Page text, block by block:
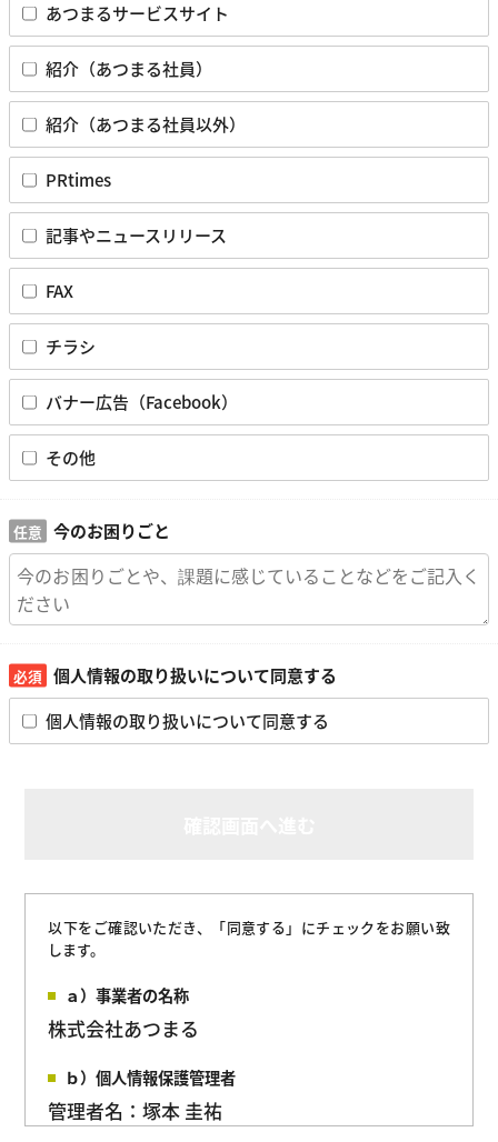
あつまるサービスサイト
紹介（あつまる社員）
紹介（あつまる社員以外）
PRtimes
記事やニュースリリース
FAX
チラシ
バナー広告（Facebook）
その他
今のお困りごと
個人情報の取り扱いについて同意する
個人情報の取り扱いについて同意する
以下をご確認いただき、「同意する」にチェックをお願い致
します。
ａ）事業者の名称
株式会社あつまる
ｂ）個人情報保護管理者
管理者名：塚本 圭祐